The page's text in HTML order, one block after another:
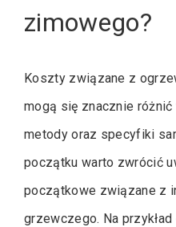
zimowego?
Koszty związane z
mogą się znacznie
metody oraz specyfiki
początku warto zwrócić
początkowe związane z
grzewczego. Na